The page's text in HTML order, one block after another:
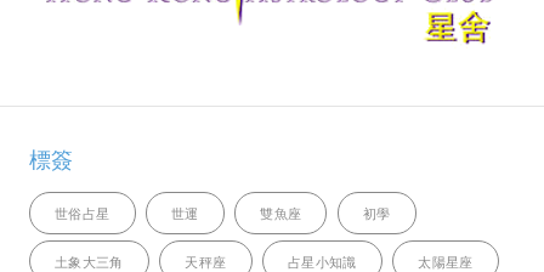
標簽
世俗占星 世運 雙魚座 初學
土象大三角 天秤座 占星小知識 太陽星座